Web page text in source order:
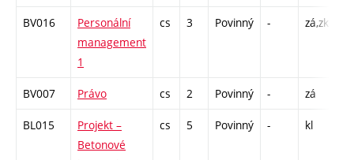
BV016
Personální
management
1
cs 3 Povinný - zá,zk
BV007 Právo cs 2 Povinný - zá
BL015
Projekt –
Betonové
cs 5 Povinný - kl